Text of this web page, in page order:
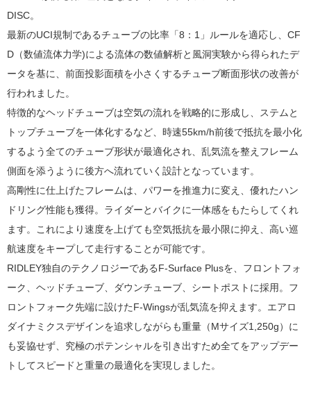
DISC。
最新のUCI規制であるチューブの比率「8：1」ルールを適応し、CF
D（数値流体力学)による流体の数値解析と風洞実験から得られたデ
ータを基に、前面投影面積を小さくするチューブ断面形状の改善が
行われました。
特徴的なヘッドチューブは空気の流れを戦略的に形成し、ステムと
トップチューブを一体化するなど、時速55km/h前後で抵抗を最小化
するよう全てのチューブ形状が最適化され、乱気流を整えフレーム
側面を添うように後方へ流れていく設計となっています。
高剛性に仕上げたフレームは、パワーを推進力に変え、優れたハン
ドリング性能も獲得。ライダーとバイクに一体感をもたらしてくれ
ます。これにより速度を上げても空気抵抗を最小限に抑え、高い巡
航速度をキープして走行することが可能です。
RIDLEY独自のテクノロジーであるF-Surface Plusを、フロントフォ
ーク、ヘッドチューブ、ダウンチューブ、シートポストに採用。フ
ロントフォーク先端に設けたF-Wingsが乱気流を抑えます。エアロ
ダイナミクスデザインを追求しながらも重量（Mサイズ1,250g）に
も妥協せず、究極のポテンシャルを引き出すため全てをアップデー
トしてスピードと重量の最適化を実現しました。